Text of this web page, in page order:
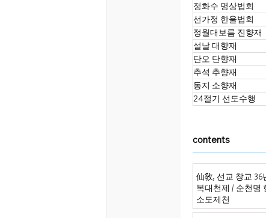
정화수 명상법회
선가정 한울법회
정월대보름 진향재
설날 대향재
단오 단향재
추석 추향재
동지 소향재
24절기 선도수행
contents
仙敎, 선교 창교 36
복대천제 / 순천명
소도제천